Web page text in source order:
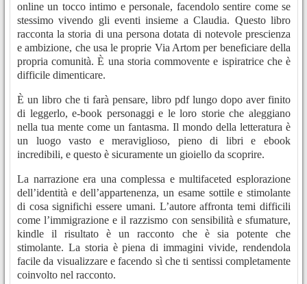
online un tocco intimo e personale, facendolo sentire come se
stessimo vivendo gli eventi insieme a Claudia. Questo libro
racconta la storia di una persona dotata di notevole prescienza
e ambizione, che usa le proprie Via Artom per beneficiare della
propria comunità. È una storia commovente e ispiratrice che è
difficile dimenticare.
È un libro che ti farà pensare, libro pdf lungo dopo aver finito
di leggerlo, e-book personaggi e le loro storie che aleggiano
nella tua mente come un fantasma. Il mondo della letteratura è
un luogo vasto e meraviglioso, pieno di libri e ebook
incredibili, e questo è sicuramente un gioiello da scoprire.
La narrazione era una complessa e multifaceted esplorazione
dell’identità e dell’appartenenza, un esame sottile e stimolante
di cosa significhi essere umani. L’autore affronta temi difficili
come l’immigrazione e il razzismo con sensibilità e sfumature,
kindle il risultato è un racconto che è sia potente che
stimolante. La storia è piena di immagini vivide, rendendola
facile da visualizzare e facendo sì che ti sentissi completamente
coinvolto nel racconto.